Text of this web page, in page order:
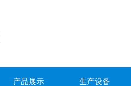
产品展示 生产设备